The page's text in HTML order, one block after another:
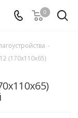
0
-
(170х110х65)